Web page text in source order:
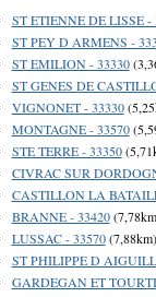
ST ETIENNE DE LISSE -
ST PEY D ARMENS -
ST EMILION - 33330
ST GENES DE
VIGNONET - 33330
MONTAGNE - 33570
STE TERRE - 33350
CIVRAC SUR
CASTILLON LA
BRANNE - 33420
LUSSAC - 33570(7,88km)
ST PHILIPPE D
GARDEGAN ET